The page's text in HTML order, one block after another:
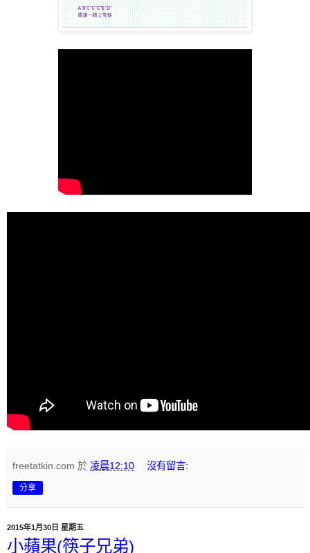
freetatkin.com 於 凌晨12:10 沒有留言:
分享
2015年1月30日 星期五
小蘋果(筷子兄弟)